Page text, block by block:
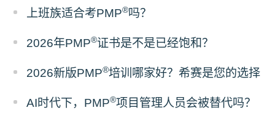
上班族适合考PMP®吗？
2026年PMP®证书是不是已经饱和？
2026新版PMP®培训哪家好？希赛是您的选择
AI时代下，PMP®项目管理人员会被替代吗？